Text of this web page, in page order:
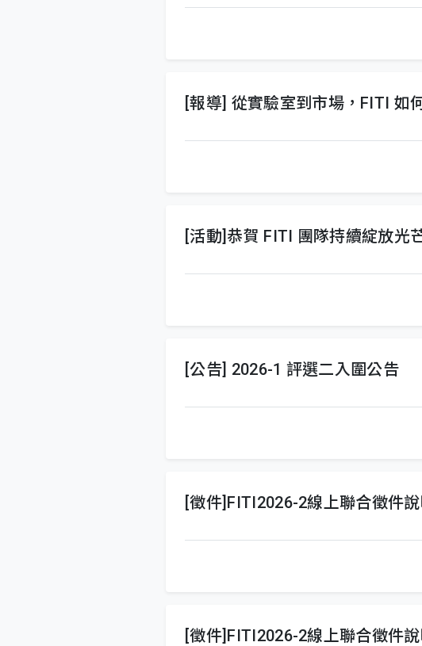
[報導] 從實驗室到市場，FITI 如
[活動]恭賀 FITI 團隊持續綻放光
[公告] 2026-1 評選二入圍公告
[徵件]FITI2026-2線上聯合徵件
[徵件]FITI2026-2線上聯合徵件